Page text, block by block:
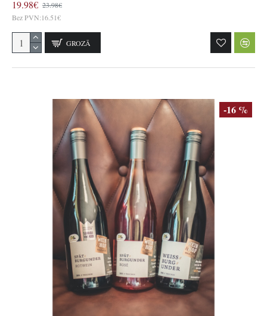
19.98€ 23.98€
Bez PVN:16.51€
GROZĀ
-16 %